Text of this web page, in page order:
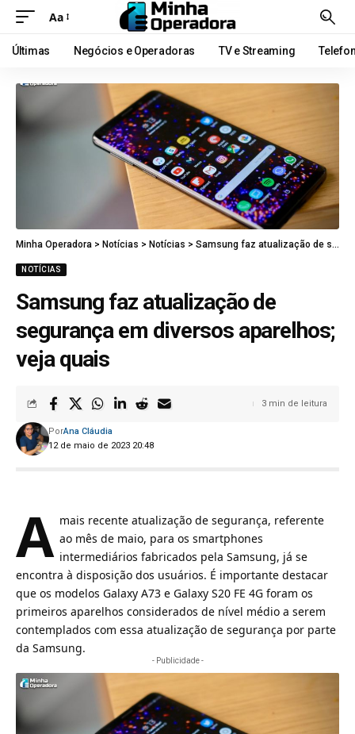
Aa
Últimas Negócios e Operadoras TV e Streaming
Minha Operadora > Notícias > Notícias > Samsung faz atualização de segurança em diversos aparelhos; veja quais
NOTÍCIAS
Samsung faz atualização de
segurança em diversos aparelhos;
veja quais
12 de maio de 2023 20:48
PorAna Cláudia
3 min de leitura
A mais recente atualização de segurança, referente
ao mês de maio, para os smartphones
intermediários fabricados pela Samsung, já se
encontra à disposição dos usuários. É importante destacar
que os modelos Galaxy A73 e Galaxy S20 FE 4G foram os
primeiros aparelhos considerados de nível médio a serem
contemplados com essa atualização de segurança por parte
da Samsung.
- Publicidade -